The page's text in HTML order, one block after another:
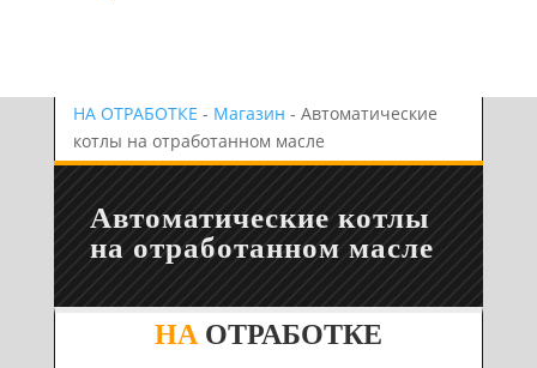
НА ОТРАБОТКЕ - Магазин - Автоматические
котлы на отработанном масле
Автоматические котлы
на отработанном масле
НАОТРАБОТКЕ